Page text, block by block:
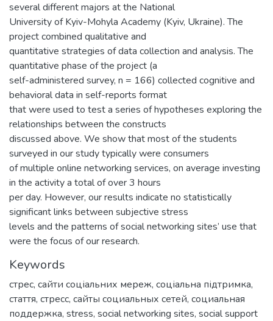
several different majors at the National
University of Kyiv-Mohyla Academy (Kyiv, Ukraine). The
project combined qualitative and
quantitative strategies of data collection and analysis. The
quantitative phase of the project (a
self-administered survey, n = 166) collected cognitive and
behavioral data in self-reports format
that were used to test a series of hypotheses exploring the
relationships between the constructs
discussed above. We show that most of the students
surveyed in our study typically were consumers
of multiple online networking services, on average investing
in the activity a total of over 3 hours
per day. However, our results indicate no statistically
significant links between subjective stress
levels and the patterns of social networking sites’ use that
were the focus of our research.
Keywords
стрес, сайти соціальних мереж, соціальна підтримка,
стаття, стресс, сайты социальных сетей, социальная
поддержка, stress, social networking sites, social support